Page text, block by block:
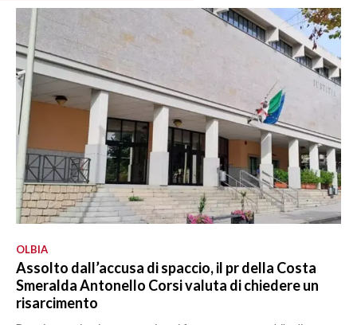
OLBIA
Assolto dall’accusa di spaccio, il pr della Costa
Smeralda Antonello Corsi valuta di chiedere un
risarcimento